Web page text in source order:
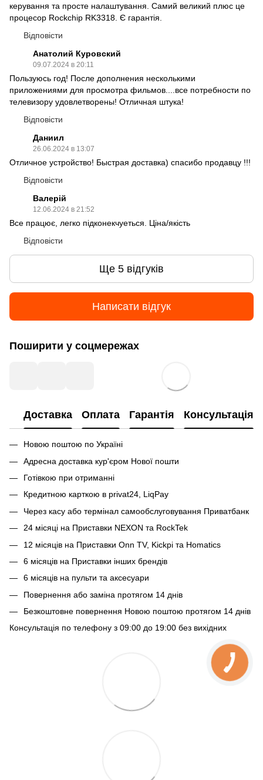
керування та просте налаштування. Самий великий плюс це
процесор Rockchip RK3318. Є гарантія.
Відповісти
Анатолий Куровский
09.07.2024 в 20:11
Пользуюсь год! После дополнения несколькими
приложениями для просмотра фильмов....все потребности по
телевизору удовлетворены! Отличная штука!
Відповісти
Даниил
26.06.2024 в 13:07
Отличное устройство! Быстрая доставка) спасибо продавцу !!!
Відповісти
Валерій
12.06.2024 в 21:52
Все працює, легко підконекчуеться. Ціна/якість
Відповісти
Ще 5 відгуків
Написати відгук
Поширити у соцмережах
Доставка Оплата Гарантія Консультація
Новою поштою по Україні
Адресна доставка кур'єром Нової пошти
Готівкою при отриманні
Кредитною карткою в privat24, LiqPay
Через касу або термінал самообслуговування Приватбанк
24 місяці на Приставки NEXON та RockTek
12 місяців на Приставки Onn TV, Kickpi та Homatics
6 місяців на Приставки інших брендів
6 місяців на пульти та аксесуари
Повернення або заміна протягом 14 днів
Безкоштовне повернення Новою поштою протягом 14 днів
Консультація по телефону з 09:00 до 19:00 без вихідних